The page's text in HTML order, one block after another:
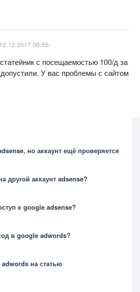
12.12.2017 06:55
с посещаемостью 100/д за
У вас проблемы с сайтом
но аккаунт ещё проверяется
другой аккаунт adsense?
к google adsense?
в google adwords?
на статью